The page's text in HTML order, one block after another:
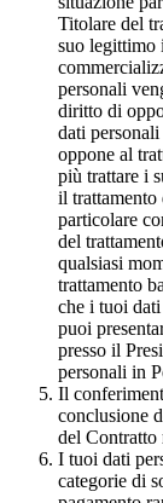
Titolare del
suo legittimo
personali
diritto di
dati
oppone al
più trattare i
il trattamento
particolare
del
qualsiasi
trattamento
che i tuoi
puoi
presso il
personali in
Il
conclusione
del Contratto
I tuoi dati
categorie di